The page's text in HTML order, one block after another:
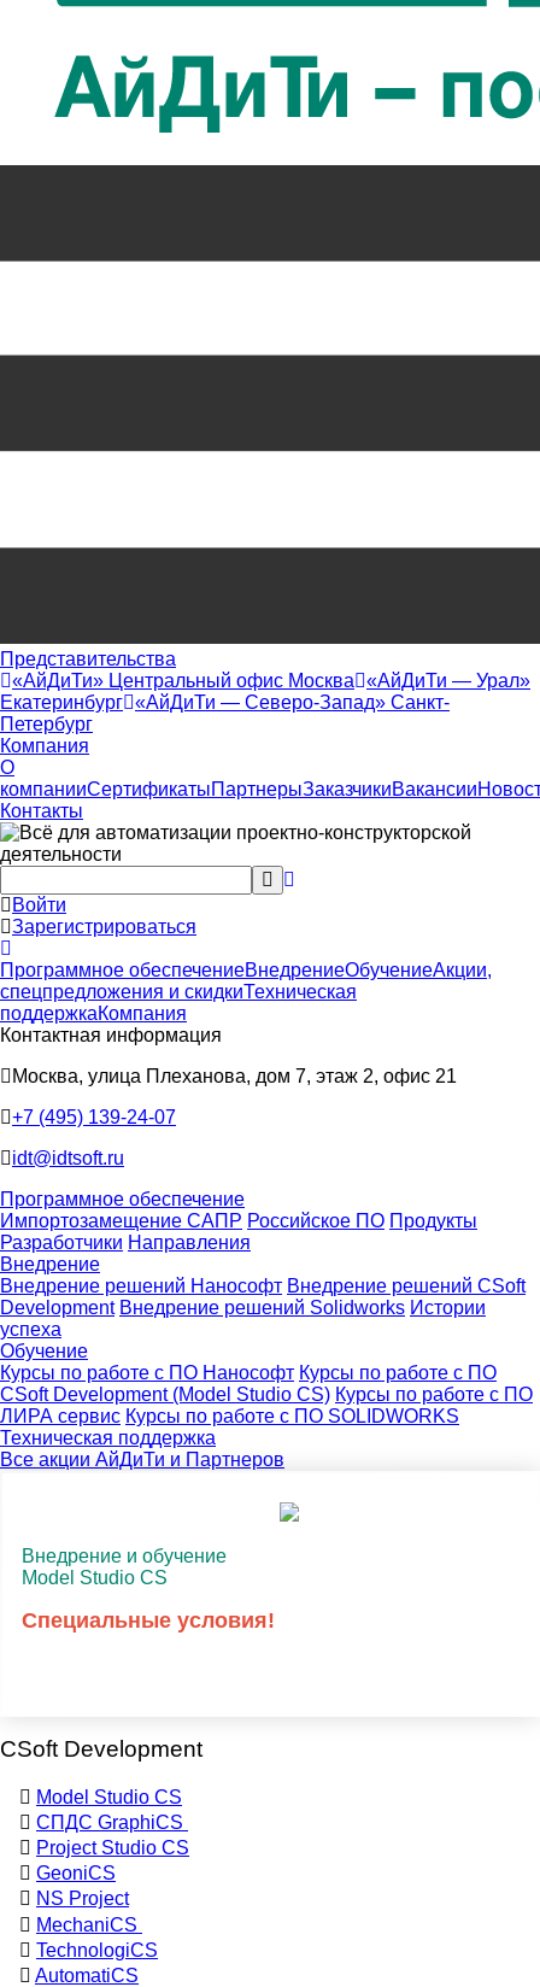
Представительства
«АйДиТи» Центральный офис Москва
«АйДиТи — Урал»
Екатеринбург «АйДиТи — Северо-Запад» Санкт-
Петербург
Компания
О
компанииСертификатыПартнерыЗаказчикиВакансии
Контакты
Войти
Зарегистрироваться
Программное обеспечениеВнедрениеОбучениеАкции,
спецпредложения и скидкиТехническая
поддержкаКомпания
Контактная информация
Москва, улица Плеханова, дом 7, этаж 2, офис 21
+7 (495) 139-24-07
idt@idtsoft.ru
Программное обеспечение
Импортозамещение САПР Российское ПО Продукты
Разработчики Направления
Внедрение
Внедрение решений Нанософт Внедрение решений CSoft
Development Внедрение решений Solidworks Истории
успеха
Обучение
Курсы по работе с ПО Нанософт Курсы по работе с ПО
CSoft Development (Model Studio CS) Курсы по работе с ПО
ЛИРА сервис Курсы по работе с ПО SOLIDWORKS
Техническая поддержка
Все акции АйДиТи и Партнеров
Внедрение и обучение
Model Studio CS
Специальные условия!
CSoft Development
Основная
навигация
по
разработчикам
ПО
Model Studio CS
СПДС GraphiCS
Project Studio CS
GeoniCS
NS Project
MechaniCS
TechnologiCS
AutomatiCS